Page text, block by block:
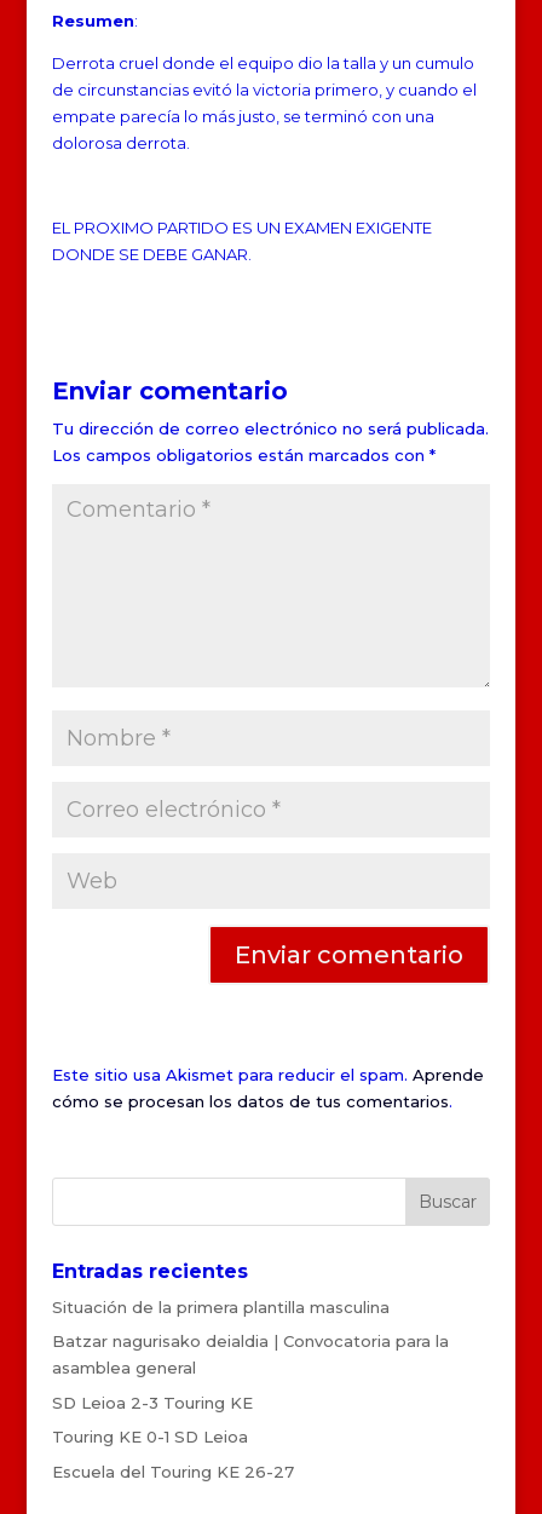
Resumen:
Derrota cruel donde el equipo dio la talla y un cumulo
de circunstancias evitó la victoria primero, y cuando el
empate parecía lo más justo, se terminó con una
dolorosa derrota.
EL PROXIMO PARTIDO ES UN EXAMEN EXIGENTE
DONDE SE DEBE GANAR.
Enviar comentario
Tu dirección de correo electrónico no será publicada.
Los campos obligatorios están marcados con *
Este sitio usa Akismet para reducir el spam. Aprende
cómo se procesan los datos de tus comentarios.
Entradas recientes
Situación de la primera plantilla masculina
Batzar nagurisako deialdia | Convocatoria para la
asamblea general
SD Leioa 2-3 Touring KE
Touring KE 0-1 SD Leioa
Escuela del Touring KE 26-27